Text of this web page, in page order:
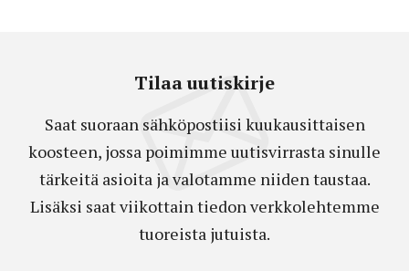
Tilaa uutiskirje
Saat suoraan sähköpostiisi kuukausittaisen
koosteen, jossa poimimme uutisvirrasta sinulle
tärkeitä asioita ja valotamme niiden taustaa.
Lisäksi saat viikottain tiedon verkkolehtemme
tuoreista jutuista.